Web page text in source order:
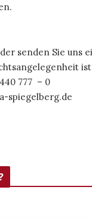
senden Sie uns
777 – 0